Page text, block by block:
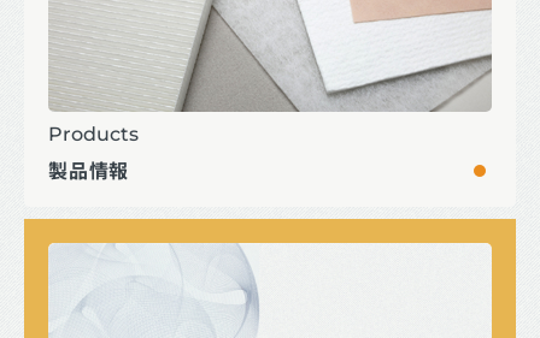
Products
製品情報